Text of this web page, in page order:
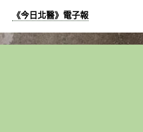
《今日北醫》電子報